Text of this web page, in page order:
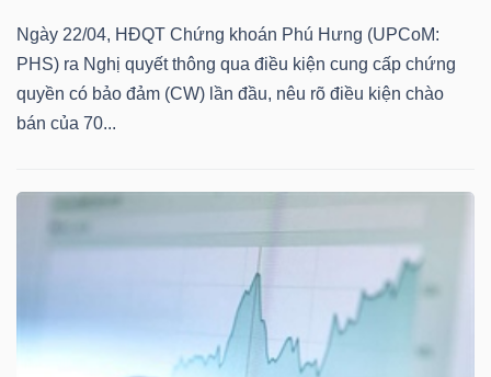
Ngày 22/04, HĐQT Chứng khoán Phú Hưng (UPCoM:
PHS) ra Nghị quyết thông qua điều kiện cung cấp chứng
quyền có bảo đảm (CW) lần đầu, nêu rõ điều kiện chào
bán của 70...
ĐỘNG